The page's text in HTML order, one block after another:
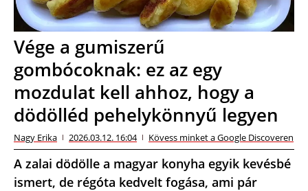
Vége a gumiszerű
gombócoknak: ez az egy
mozdulat kell ahhoz, hogy a
dödölléd pehelykönnyű legyen
Nagy Erika 2026.03.12. 16:04 Kövess minket a Google Discoveren
A zalai dödölle a magyar konyha egyik kevésbé
ismert, de régóta kedvelt fogása, ami pár